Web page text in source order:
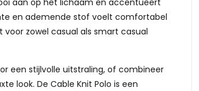
aan op het lichaam en accentueert
en ademende stof voelt comfortabel
zowel casual als smart casual
een stijlvolle uitstraling, of combineer
look. De Cable Knit Polo is een